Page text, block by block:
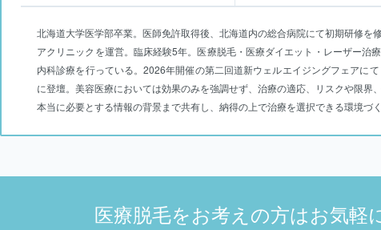
北海道大学医学部卒業。医師免許取得後、北海道内の総合病院にて初期研修を
アクリニックを運営。臨床経験5年。医療脱毛・医療ダイエット・レーザー治
内科診療を行っている。2026年開催の第二回道新ウェルエイジングフェアに
に登壇。美容医療においては効果のみを強調せず、治療の適応、リスクや限界
本当に必要とする情報の背景まで共有し、納得の上で治療を選択できる環境づく
医療脱毛をお考えの方はお気軽